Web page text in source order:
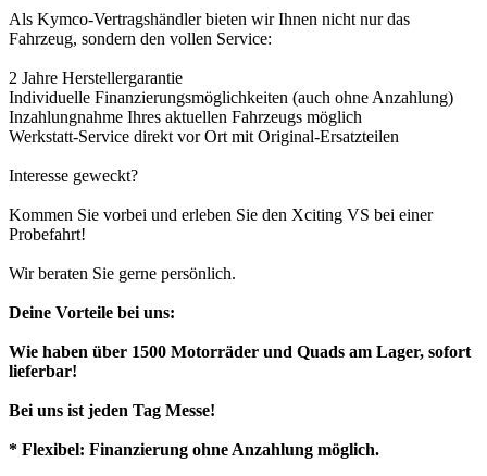
Als Kymco-Vertragshändler bieten wir Ihnen nicht nur das
Fahrzeug, sondern den vollen Service:
2 Jahre Herstellergarantie
Individuelle Finanzierungsmöglichkeiten (auch ohne Anzahlung)
Inzahlungnahme Ihres aktuellen Fahrzeugs möglich
Werkstatt-Service direkt vor Ort mit Original-Ersatzteilen
Interesse geweckt?
Kommen Sie vorbei und erleben Sie den Xciting VS bei einer
Probefahrt!
Wir beraten Sie gerne persönlich.
Deine Vorteile bei uns:
Wie haben über 1500 Motorräder und Quads am Lager, sofort
lieferbar!
Bei uns ist jeden Tag Messe!
* Flexibel: Finanzierung ohne Anzahlung möglich.